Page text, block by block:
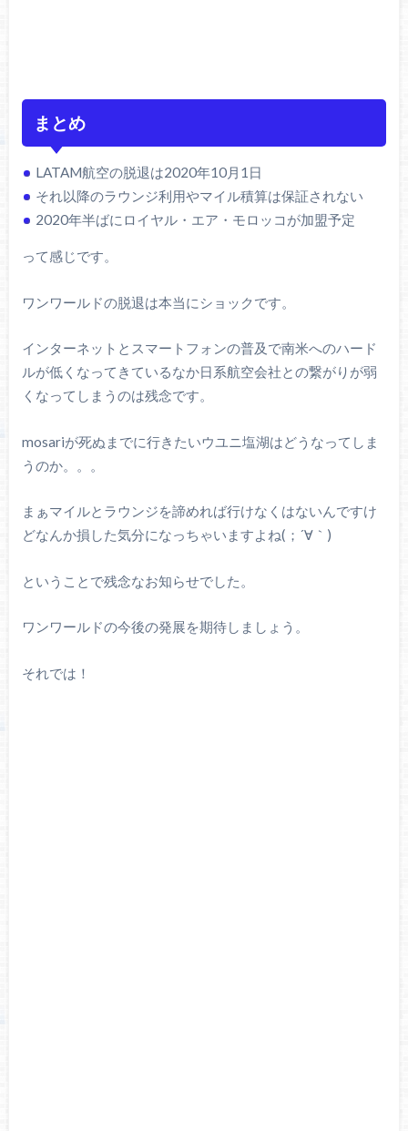
まとめ
LATAM航空の脱退は2020年10月1日
それ以降のラウンジ利用やマイル積算は保証されない
2020年半ばにロイヤル・エア・モロッコが加盟予定
って感じです。
ワンワールドの脱退は本当にショックです。
インターネットとスマートフォンの普及で南米へのハード
ルが低くなってきているなか日系航空会社との繋がりが弱
くなってしまうのは残念です。
mosariが死ぬまでに行きたいウユニ塩湖はどうなってしま
うのか。。。
まぁマイルとラウンジを諦めれば行けなくはないんですけ
どなんか損した気分になっちゃいますよね(；´∀｀)
ということで残念なお知らせでした。
ワンワールドの今後の発展を期待しましょう。
それでは！